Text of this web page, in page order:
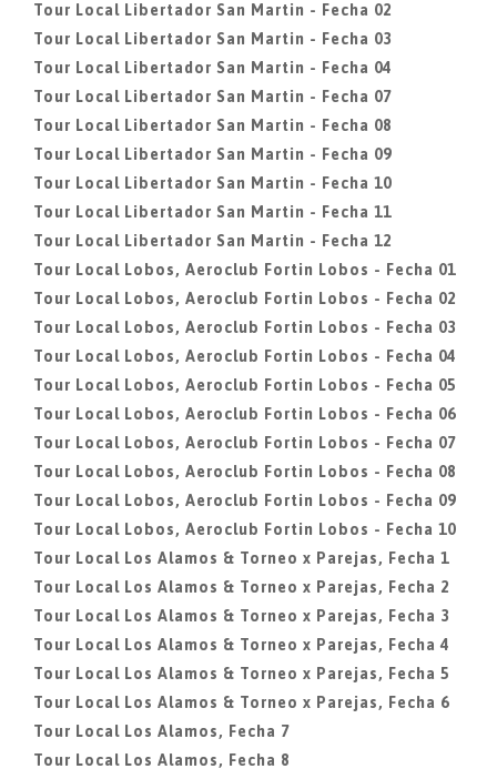
Tour Local Libertador San Martin - Fecha 02
Tour Local Libertador San Martin - Fecha 03
Tour Local Libertador San Martin - Fecha 04
Tour Local Libertador San Martin - Fecha 07
Tour Local Libertador San Martin - Fecha 08
Tour Local Libertador San Martin - Fecha 09
Tour Local Libertador San Martin - Fecha 10
Tour Local Libertador San Martin - Fecha 11
Tour Local Libertador San Martin - Fecha 12
Tour Local Lobos, Aeroclub Fortin Lobos - Fecha 01
Tour Local Lobos, Aeroclub Fortin Lobos - Fecha 02
Tour Local Lobos, Aeroclub Fortin Lobos - Fecha 03
Tour Local Lobos, Aeroclub Fortin Lobos - Fecha 04
Tour Local Lobos, Aeroclub Fortin Lobos - Fecha 05
Tour Local Lobos, Aeroclub Fortin Lobos - Fecha 06
Tour Local Lobos, Aeroclub Fortin Lobos - Fecha 07
Tour Local Lobos, Aeroclub Fortin Lobos - Fecha 08
Tour Local Lobos, Aeroclub Fortin Lobos - Fecha 09
Tour Local Lobos, Aeroclub Fortin Lobos - Fecha 10
Tour Local Los Alamos & Torneo x Parejas, Fecha 1
Tour Local Los Alamos & Torneo x Parejas, Fecha 2
Tour Local Los Alamos & Torneo x Parejas, Fecha 3
Tour Local Los Alamos & Torneo x Parejas, Fecha 4
Tour Local Los Alamos & Torneo x Parejas, Fecha 5
Tour Local Los Alamos & Torneo x Parejas, Fecha 6
Tour Local Los Alamos, Fecha 7
Tour Local Los Alamos, Fecha 8